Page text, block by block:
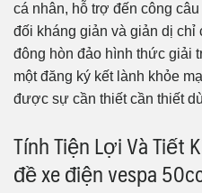
cá nhân, hỗ trợ đến công
đối kháng giản và giản dị chỉ
đông hòn đảo hình thức giải
một đăng ký kết lành khỏe
được sự cần thiết cần thiết
Tính Tiện Lợi Và Tiết
đề xe điện vespa